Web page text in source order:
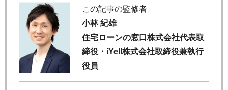
この記事の監修者
小林 紀雄
住宅ローンの窓口株式会社代表取
締役・iYell株式会社取締役兼執行
役員